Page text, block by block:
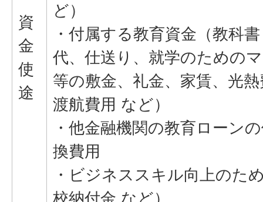
資
金
使
途
ど）
・付属する教育資金（教科
代、仕送り、就学のための
等の敷金、礼金、家賃、光
渡航費用 など）
・他金融機関の教育ローン
換費用
・ビジネススキル向上のた